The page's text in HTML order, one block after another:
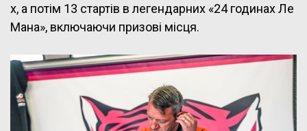
х, а потім 13 стартів в легендарних «24 годинах Ле
Мана», включаючи призові місця.